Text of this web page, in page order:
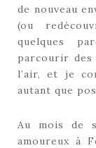
de nouveau
(ou
quelques
parcourir
l’air, et je
autant que
Au mois de
amoureux à